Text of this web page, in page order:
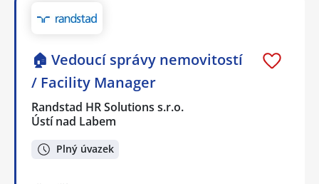
🏠 Vedoucí správy nemovitostí
/ Facility Manager
Randstad HR Solutions s.r.o.
Ústí nad Labem
Plný úvazek